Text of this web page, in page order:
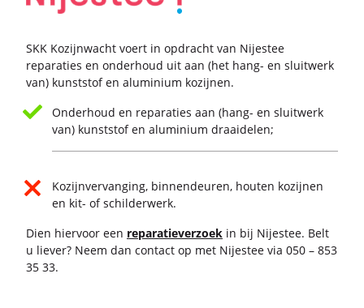
SKK Ko­zijn­wacht voert in op­dracht van Nijes­tee
re­pa­ra­ties en on­der­houd uit aan (het hang- en sluit­werk
van) kunst­stof en alu­mi­ni­um ko­zij­nen.
Onderhoud en reparaties aan (hang- en sluitwerk
van) kunststof en aluminium draaidelen;
Kozijnvervanging, binnendeuren, houten kozijnen
en kit- of schilderwerk.
Dien hier­voor een re­pa­ra­tie­ver­zoek in bij Nijes­tee. Belt
u lie­ver? Neem dan con­tact op met Nijes­tee via 050 – 853
35 33.